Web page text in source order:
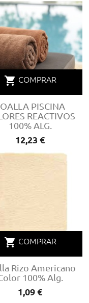
PISCINA
REACTIVOS
100% ALG.
Precio
12,23 €
shopping_cart COMPRAR
Rizo Americano
100% Alg.
Precio
1,09 €
shopping_cart COMPRAR